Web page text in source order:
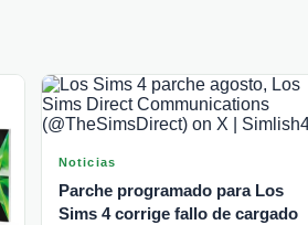
Noticias
Parche programado para Los
Sims 4 corrige fallo de cargado